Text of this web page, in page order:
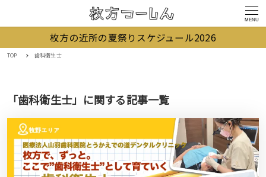
MENU
枚方の近所の夏祭りスケジュール2026
TOP 歯科衛生士
「歯科衛生士」に関する記事一覧